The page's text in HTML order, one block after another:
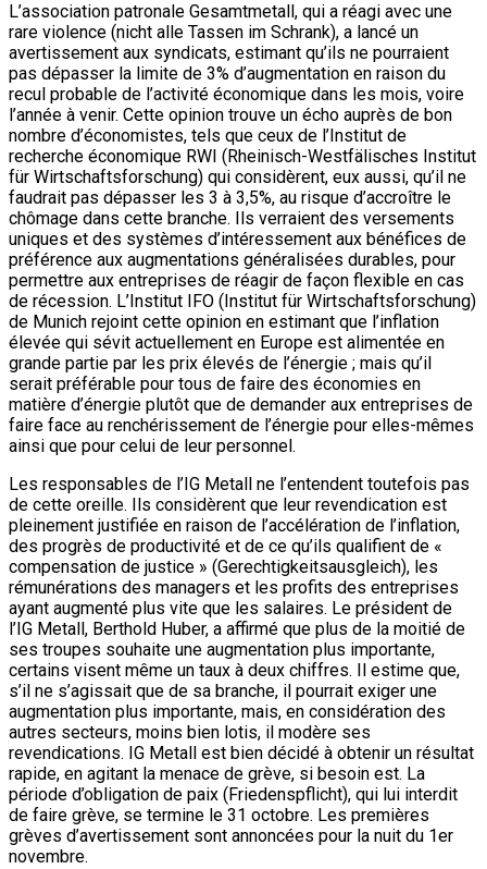
L’association patronale Gesamtmetall, qui a réagi avec une
rare violence (nicht alle Tassen im Schrank), a lancé un
avertissement aux syndicats, estimant qu’ils ne pourraient
pas dépasser la limite de 3% d’augmentation en raison du
recul probable de l’activité économique dans les mois, voire
l’année à venir. Cette opinion trouve un écho auprès de bon
nombre d’économistes, tels que ceux de l’Institut de
recherche économique RWI (Rheinisch-Westfälisches Institut
für Wirtschaftsforschung) qui considèrent, eux aussi, qu’il ne
faudrait pas dépasser les 3 à 3,5%, au risque d’accroître le
chômage dans cette branche. Ils verraient des versements
uniques et des systèmes d’intéressement aux bénéfices de
préférence aux augmentations généralisées durables, pour
permettre aux entreprises de réagir de façon flexible en cas
de récession. L’Institut IFO (Institut für Wirtschaftsforschung)
de Munich rejoint cette opinion en estimant que l’inflation
élevée qui sévit actuellement en Europe est alimentée en
grande partie par les prix élevés de l’énergie ; mais qu’il
serait préférable pour tous de faire des économies en
matière d’énergie plutôt que de demander aux entreprises de
faire face au renchérissement de l’énergie pour elles-mêmes
ainsi que pour celui de leur personnel.
Les responsables de l’IG Metall ne l’entendent toutefois pas
de cette oreille. Ils considèrent que leur revendication est
pleinement justifiée en raison de l’accélération de l’inflation,
des progrès de productivité et de ce qu’ils qualifient de «
compensation de justice » (Gerechtigkeitsausgleich), les
rémunérations des managers et les profits des entreprises
ayant augmenté plus vite que les salaires. Le président de
l’IG Metall, Berthold Huber, a affirmé que plus de la moitié de
ses troupes souhaite une augmentation plus importante,
certains visent même un taux à deux chiffres. Il estime que,
s’il ne s’agissait que de sa branche, il pourrait exiger une
augmentation plus importante, mais, en considération des
autres secteurs, moins bien lotis, il modère ses
revendications. IG Metall est bien décidé à obtenir un résultat
rapide, en agitant la menace de grève, si besoin est. La
période d’obligation de paix (Friedenspflicht), qui lui interdit
de faire grève, se termine le 31 octobre. Les premières
grèves d’avertissement sont annoncées pour la nuit du 1er
novembre.